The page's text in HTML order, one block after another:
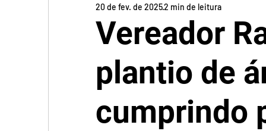
Vereador
plantio de
cumprindo
20 de fev. de 20252 min de leitura